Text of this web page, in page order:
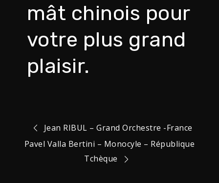
mât chinois pour
votre plus grand
plaisir.
Navigation
Jean RIBUL – Grand Orchestre -France
Pavel Valla Bertini – Monocyle – République
Tchèque